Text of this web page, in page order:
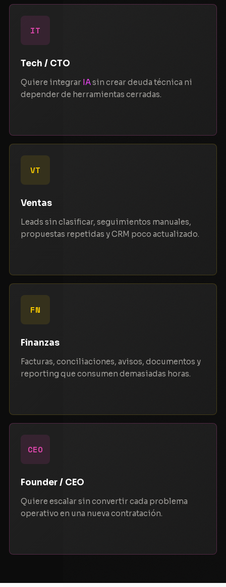
IT
Tech / CTO
Quiere integrar IAsin crear deuda técnica ni
depender de herramientas cerradas.
VT
Ventas
Leads sin clasificar, seguimientos manuales,
propuestas repetidas y CRM poco actualizado.
FN
Finanzas
Facturas, conciliaciones, avisos, documentos y
reporting que consumen demasiadas horas.
CEO
Founder / CEO
Quiere escalar sin convertir cada problema
operativo en una nueva contratación.